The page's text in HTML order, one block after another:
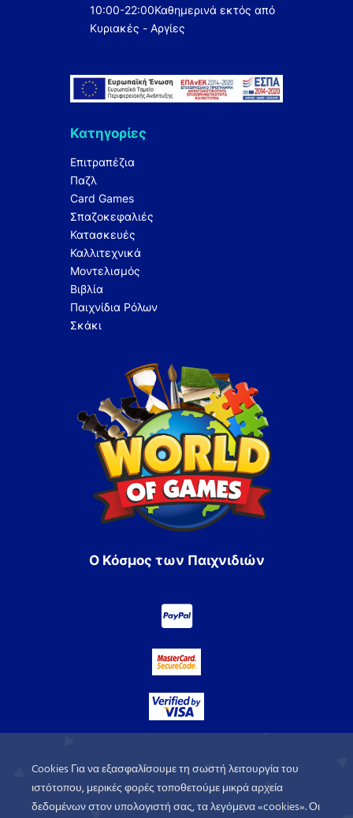
10:00-22:00Καθημερινά εκτός από
Κυριακές - Αργίες
Κατηγορίες
Επιτραπέζια
Παζλ
Card Games
Σπαζοκεφαλιές
Κατασκευές
Καλλιτεχνικά
Μοντελισμός
Βιβλία
Παιχνίδια Ρόλων
Σκάκι
Ο Κόσμος των Παιχνιδιών
Cookies Για να εξασφαλίσουμε τη σωστή λειτουργία του
ιστότοπου, μερικές φορές τοποθετούμε μικρά αρχεία
δεδομένων στον υπολογιστή σας, τα λεγόμενα «cookies». Οι